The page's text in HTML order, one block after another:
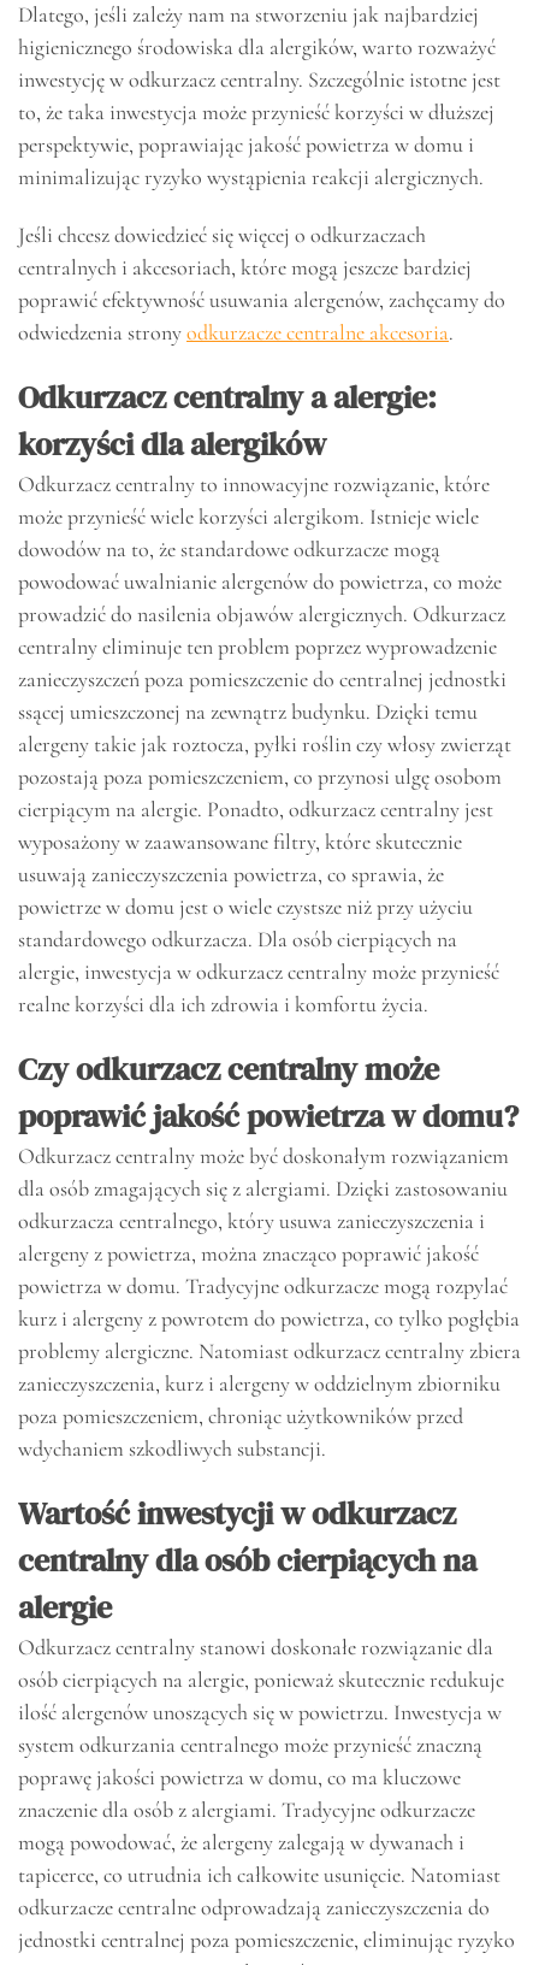
Dlatego, jeśli zależy nam na stworzeniu jak najbardziej
higienicznego środowiska dla alergików, warto rozważyć
inwestycję w odkurzacz centralny. Szczególnie istotne jest
to, że taka inwestycja może przynieść korzyści w dłuższej
perspektywie, poprawiając jakość powietrza w domu i
minimalizując ryzyko wystąpienia reakcji alergicznych.
Jeśli chcesz dowiedzieć się więcej o odkurzaczach
centralnych i akcesoriach, które mogą jeszcze bardziej
poprawić efektywność usuwania alergenów, zachęcamy do
odwiedzenia stronyodkurzacze centralne akcesoria.
Odkurzacz centralny a alergie:
korzyści dla alergików
Odkurzacz centralny to innowacyjne rozwiązanie, które
może przynieść wiele korzyści alergikom. Istnieje wiele
dowodów na to, że standardowe odkurzacze mogą
powodować uwalnianie alergenów do powietrza, co może
prowadzić do nasilenia objawów alergicznych. Odkurzacz
centralny eliminuje ten problem poprzez wyprowadzenie
zanieczyszczeń poza pomieszczenie do centralnej jednostki
ssącej umieszczonej na zewnątrz budynku. Dzięki temu
alergeny takie jak roztocza, pyłki roślin czy włosy zwierząt
pozostają poza pomieszczeniem, co przynosi ulgę osobom
cierpiącym na alergie. Ponadto, odkurzacz centralny jest
wyposażony w zaawansowane filtry, które skutecznie
usuwają zanieczyszczenia powietrza, co sprawia, że
powietrze w domu jest o wiele czystsze niż przy użyciu
standardowego odkurzacza. Dla osób cierpiących na
alergie, inwestycja w odkurzacz centralny może przynieść
realne korzyści dla ich zdrowia i komfortu życia.
Czy odkurzacz centralny może
poprawić jakość powietrza w domu?
Odkurzacz centralny może być doskonałym rozwiązaniem
dla osób zmagających się z alergiami. Dzięki zastosowaniu
odkurzacza centralnego, który usuwa zanieczyszczenia i
alergeny z powietrza, można znacząco poprawić jakość
powietrza w domu. Tradycyjne odkurzacze mogą rozpylać
kurz i alergeny z powrotem do powietrza, co tylko pogłębia
problemy alergiczne. Natomiast odkurzacz centralny zbiera
zanieczyszczenia, kurz i alergeny w oddzielnym zbiorniku
poza pomieszczeniem, chroniąc użytkowników przed
wdychaniem szkodliwych substancji.
Wartość inwestycji w odkurzacz
centralny dla osób cierpiących na
alergie
Odkurzacz centralny stanowi doskonałe rozwiązanie dla
osób cierpiących na alergie, ponieważ skutecznie redukuje
ilość alergenów unoszących się w powietrzu. Inwestycja w
system odkurzania centralnego może przynieść znaczną
poprawę jakości powietrza w domu, co ma kluczowe
znaczenie dla osób z alergiami. Tradycyjne odkurzacze
mogą powodować, że alergeny zalegają w dywanach i
tapicerce, co utrudnia ich całkowite usunięcie. Natomiast
odkurzacze centralne odprowadzają zanieczyszczenia do
jednostki centralnej poza pomieszczenie, eliminując ryzyko